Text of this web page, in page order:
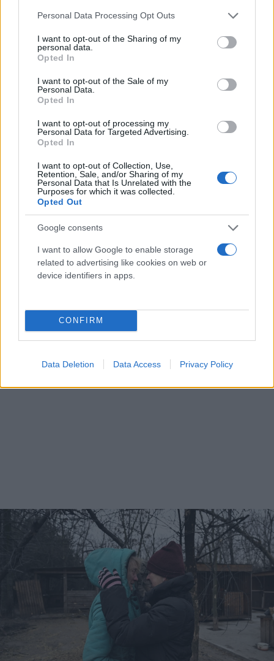
Please note that this website/app uses one or more Google
not limited to your visit or usage behaviour. You may click to
grant or deny consent to Google and its third-party tags to
use your data for below specified purposes in below Google
consent section.
Personal Data Processing Opt Outs
I want to opt-out of the Sharing of my
personal data.
Opted In
I want to opt-out of the Sale of my
Personal Data.
Opted In
I want to opt-out of processing my
Personal Data for Targeted Advertising.
Opted In
I want to opt-out of Collection, Use,
Retention, Sale, and/or Sharing of my
Personal Data that Is Unrelated with the
Purposes for which it was collected.
Opted Out
Google consents
I want to allow Google to enable storage
related to advertising like cookies on web or
device identifiers in apps.
CONFIRM
Data Deletion Data Access Privacy Policy
«Δεκατρία ζώα σκοτώθηκαν, επτά εγχειρίζονται
Πρακτορείο, επιβεβαίωσε ότι τουλάχιστον επτά
σκυλιά είναι νεκρά. Όπως ανέφερε, ένας υπάλληλος
του καταφυγίου τραυματίστηκε επίσης και
υποβλήθηκε σε χειρουργική επέμβαση.